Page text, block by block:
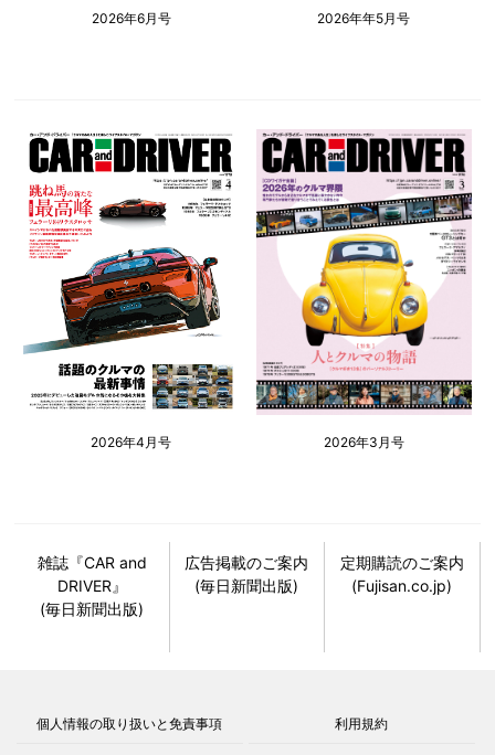
2026年6月号 2026年年5月号
2026年4月号 2026年3月号
雑誌『CAR and
DRIVER』
(毎日新聞出版)
広告掲載のご案内
(毎日新聞出版)
定期購読のご案内
(Fujisan.co.jp)
個人情報の取り扱いと免責事項 利用規約